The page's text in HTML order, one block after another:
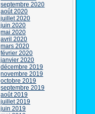
septembre 2020
août 2020
juillet 2020
juin 2020
mai 2020
avril 2020
mars 2020
février 2020
janvier 2020
décembre 2019
novembre 2019
octobre 2019
septembre 2019
août 2019
juillet 2019
juin 2019